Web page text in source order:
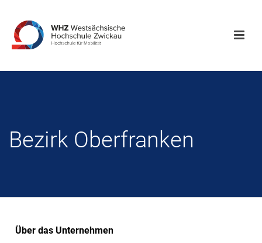
Bezirk Oberfranken
Über das Unternehmen